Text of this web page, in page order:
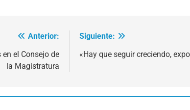
Anterior:
el Consejo de
la Magistratura
Siguiente:
«Hay que seguir creciendo,